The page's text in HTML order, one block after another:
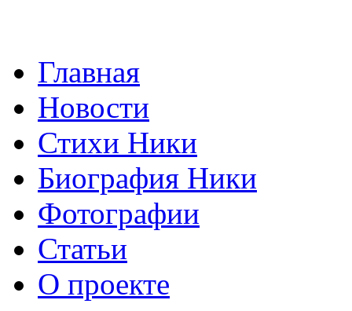
Главная
Новости
Стихи Ники
Биография Ники
Фотографии
Статьи
О проекте